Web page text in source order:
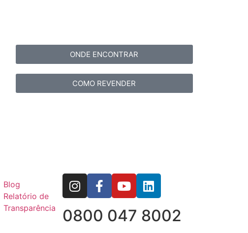
ONDE ENCONTRAR
COMO REVENDER
Blog
Relatório de
Transparência
0800 047 8002